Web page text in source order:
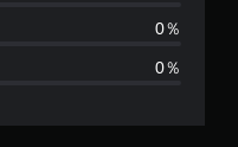
、
0％
0％